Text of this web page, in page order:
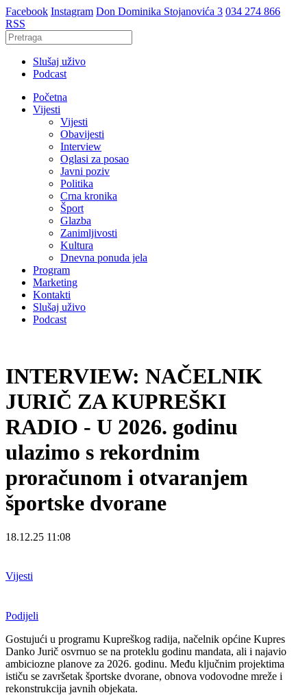
Facebook Instagram Don Dominika Stojanovića 3 034 274 866
RSS
Slušaj uživo
Podcast
Početna
Vijesti
Vijesti
Obavijesti
Interview
Oglasi za posao
Javni poziv
Politika
Crna kronika
Šport
Glazba
Zanimljivosti
Kultura
Dnevna ponuda jela
Program
Marketing
Kontakti
Slušaj uživo
Podcast
INTERVIEW: NAČELNIK
JURIČ ZA KUPREŠKI
RADIO - U 2026. godinu
ulazimo s rekordnim
proračunom i otvaranjem
športske dvorane
18.12.25 11:08
Vijesti
Podijeli
Gostujući u programu Kupreškog radija, načelnik općine Kupres
Danko Jurič osvrnuo se na proteklu godinu mandata, ali i najavio
ambiciozne planove za 2026. godinu. Među ključnim projektima
ističu se završetak športske dvorane, obnova vodovodne mreže i
rekonstrukcija javnih objekata.